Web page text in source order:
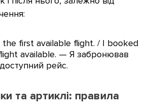
first available flight. / I booked
available. — Я забронював
рейс.
та артиклі: правила